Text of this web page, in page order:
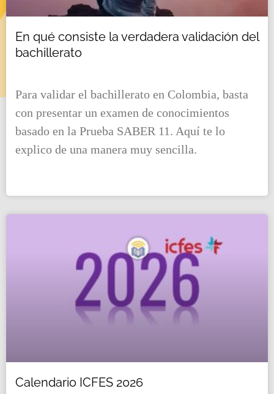
En qué consiste la verdadera validación del
bachillerato
Para validar el bachillerato en Colombia, basta
con presentar un examen de conocimientos
basado en la Prueba SABER 11. Aquí te lo
explico de una manera muy sencilla.
Calendario ICFES 2026